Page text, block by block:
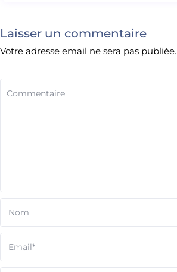
Laisser un commentaire
Votre adresse email ne sera pas publiée.